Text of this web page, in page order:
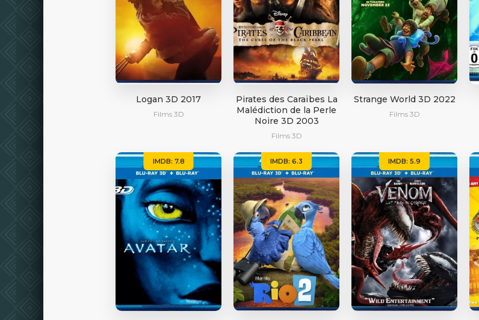
Logan 3D 2017
Films 3D
Pirates des Caraïbes La
Malédiction de la Perle
Noire 3D 2003
Films 3D
Strange World 3D 2022
Films 3D
IMDB: 7.8 IMDB: 6.3 IMDB: 5.9